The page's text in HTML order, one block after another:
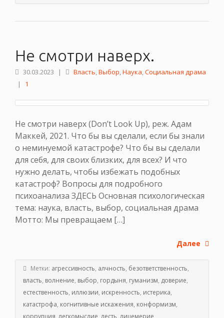
Не смотри наверх.
30.03.2023 | Власть,Выбор,Наука,Социальная драма
|
1
Не смотри наверх (Don’t Look Up), реж. Адам
Маккей, 2021. Что бы вы сделали, если бы знали
о неминуемой катастрофе? Что бы вы сделали
для себя, для своих близких, для всех? И что
нужно делать, чтобы избежать подобных
катастроф? Вопросы для подробного
психоанализа ЗДЕСЬ Основная психологическая
тема: наука, власть, выбор, социальная драма
Мотто: Мы превращаем […]
Далее
Метки: агрессивность, алчность, безответственность,
власть, волнение, выбор, гордыня, гуманизм, доверие,
естественность, иллюзии, искренность, истерика,
катастрофа, когнитивные искажения, конформизм,